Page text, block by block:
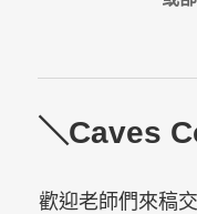
＼Caves
歡迎老師們來稿